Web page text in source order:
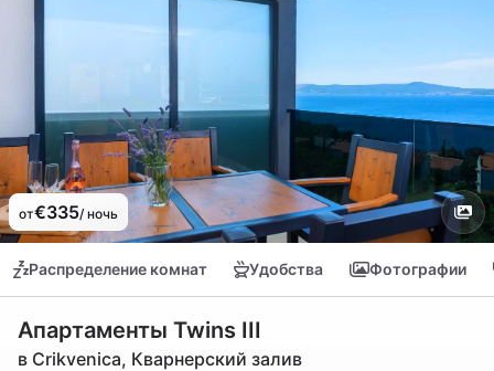
от€335/ ночь
Распределение комнат Удобства Фотографии
Апартаменты Twins III
в Crikvenica, Кварнерский залив